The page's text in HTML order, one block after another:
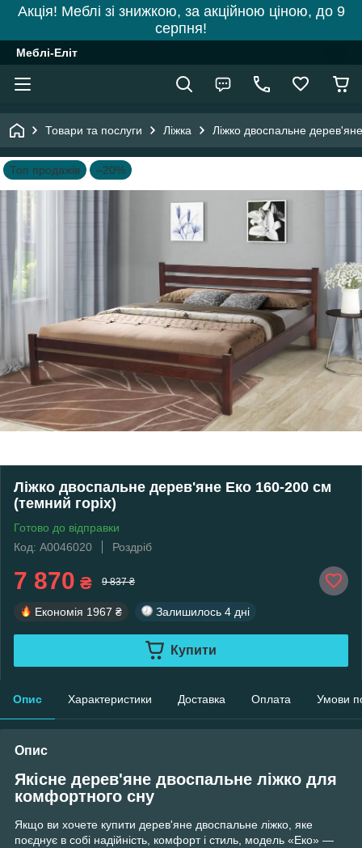
Акція! Меблі зі знижкою, за акційною ціною, до 9
серпня!
Меблі-Еліт
Товари та послуги Ліжка Ліжко двоспальне
Топ продажів –20%
Ліжко двоспальне дерев'яне Еко 160-200 см
(темний горіх)
Готово до відправки
Код: А0046020
Роздріб
7 870 ₴ 9 837 ₴
Економія 1967 ₴ Залишилось 4 дні
Купити
Опис Характеристики Доставка Оплата Умови
Опис
Якісне дерев'яне двоспальне ліжко для
комфортного сну
Якщо ви хочете купити дерев'яне двоспальне ліжко, яке
поєднує в собі надійність, комфорт і стиль, модель «Еко» —